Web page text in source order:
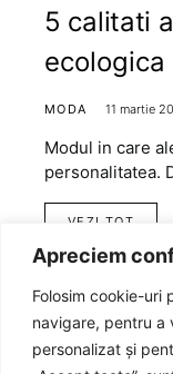
Apreciem
Folosim cookie-uri
navigare, pentru a
personalizat și
5 calitati
MODA 11 martie
Modul in care
personalitatea.
VEZI TOT